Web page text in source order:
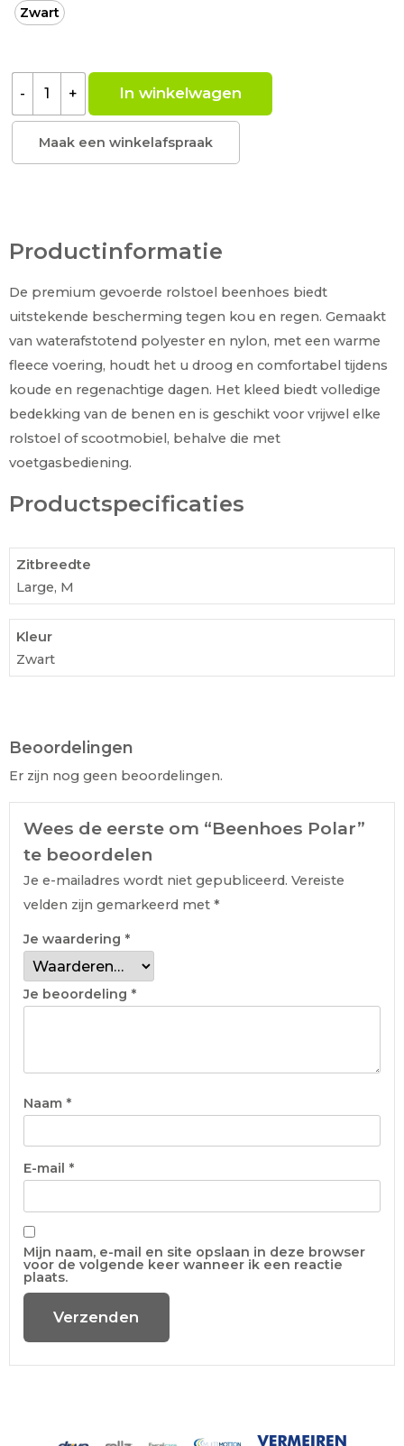
Zwart
- + In winkelwagen
Maak een winkelafspraak
Productinformatie
De premium gevoerde rolstoel beenhoes biedt
uitstekende bescherming tegen kou en regen. Gemaakt
van waterafstotend polyester en nylon, met een warme
fleece voering, houdt het u droog en comfortabel tijdens
koude en regenachtige dagen. Het kleed biedt volledige
bedekking van de benen en is geschikt voor vrijwel elke
rolstoel of scootmobiel, behalve die met
voetgasbediening.
Productspecificaties
Zitbreedte
Large, M
Kleur
Zwart
Beoordelingen
Er zijn nog geen beoordelingen.
Wees de eerste om “Beenhoes Polar”
te beoordelen
Je e-mailadres wordt niet gepubliceerd. Vereiste
velden zijn gemarkeerd met *
Je waardering *
Je beoordeling *
Naam *
E-mail *
Mijn naam, e-mail en site opslaan in deze browser
voor de volgende keer wanneer ik een reactie
plaats.